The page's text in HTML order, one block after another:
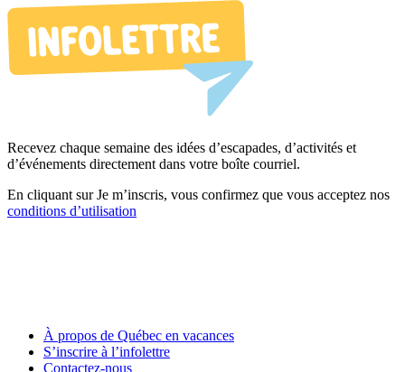
Recevez chaque semaine des idées d’escapades, d’activités et
d’événements directement dans votre boîte courriel.
En cliquant sur Je m’inscris, vous confirmez que vous acceptez nos
conditions d’utilisation
À propos de Québec en vacances
S’inscrire à l’infolettre
Contactez-nous